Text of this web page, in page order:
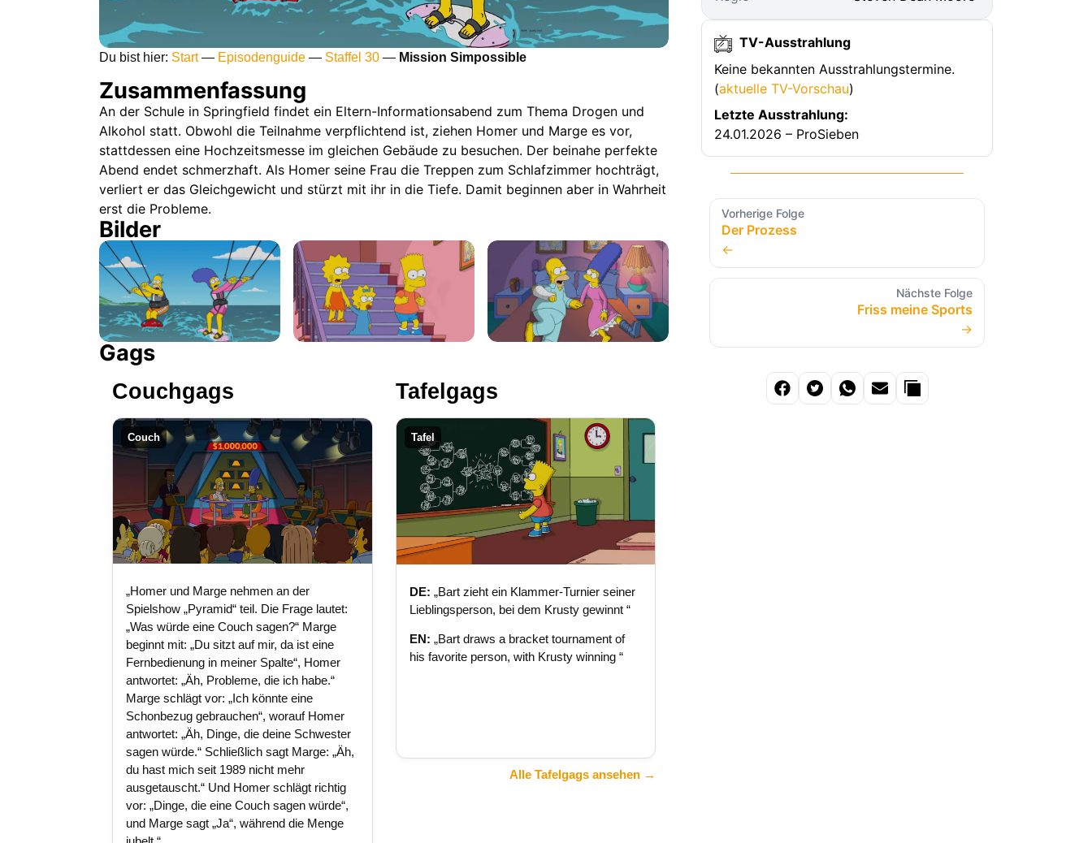
Du bist hier: Start— Episodenguide — Staffel 30 — Mission Simpossible
Zusammenfassung
An der Schule in Springfield findet ein Eltern-Informationsabend zum Thema Drogen und
Alkohol statt. Obwohl die Teilnahme verpflichtend ist, ziehen Homer und Marge es vor,
stattdessen eine Hochzeitsmesse im gleichen Gebäude zu besuchen. Der beinahe perfekte
Abend endet schmerzhaft. Als Homer seine Frau die Treppen zum Schlafzimmer hochträgt,
verliert er das Gleichgewicht und stürzt mit ihr in die Tiefe. Damit beginnen aber in Wahrheit
erst die Probleme.
Bilder
Gags
Couchgags
Couch
„Homer und Marge nehmen an der
Spielshow „Pyramid“ teil. Die Frage lautet:
„Was würde eine Couch sagen?“ Marge
beginnt mit: „Du sitzt auf mir, da ist eine
Fernbedienung in meiner Spalte“, Homer
antwortet: „Äh, Probleme, die ich habe.“
Marge schlägt vor: „Ich könnte eine
Schonbezug gebrauchen“, worauf Homer
antwortet: „Äh, Dinge, die deine Schwester
sagen würde.“ Schließlich sagt Marge: „Äh,
du hast mich seit 1989 nicht mehr
ausgetauscht.“ Und Homer schlägt richtig
vor: „Dinge, die eine Couch sagen würde“,
und Marge sagt „Ja“, während die Menge
Tafelgags
Tafel
DE: „Bart zieht ein Klammer-Turnier seiner
Lieblingsperson, bei dem Krusty gewinnt “
EN: „Bart draws a bracket tournament of
his favorite person, with Krusty winning “
Alle Tafelgags ansehen →
TV-Ausstrahlung
Keine bekannten Ausstrahlungstermine.
(aktuelle TV-Vorschau)
Letzte Ausstrahlung:
24.01.2026 – ProSieben
Vorherige Folge
Der Prozess
←
Nächste Folge
Friss meine Sports
→